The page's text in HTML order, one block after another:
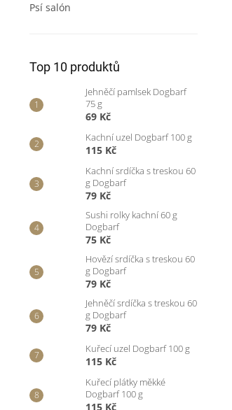
Psí salón
Top 10 produktů
Jehněčí pamlsek Dogbarf
75 g
69 Kč
Kachní uzel Dogbarf 100 g
115 Kč
Kachní srdíčka s treskou 60
g Dogbarf
79 Kč
Sushi rolky kachní 60 g
Dogbarf
75 Kč
Hovězí srdíčka s treskou 60
g Dogbarf
79 Kč
Jehněčí srdíčka s treskou 60
g Dogbarf
79 Kč
Kuřecí uzel Dogbarf 100 g
115 Kč
Kuřecí plátky měkké
Dogbarf 100 g
115 Kč